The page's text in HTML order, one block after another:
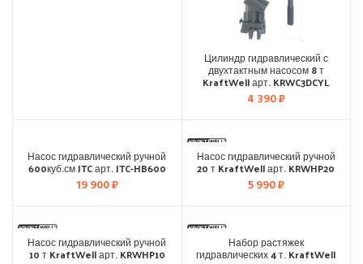
Цилиндр гидравлический с
двухтактным насосом 8 т
KraftWell арт. KRWC3DCYL
4 390₽
Насос гидравлический ручной
600куб.см JTC арт. JTC-HB600
19 900₽
Насос гидравлический ручной
20 т KraftWell арт. KRWHP20
5 990₽
Насос гидравлический ручной
10 т KraftWell арт. KRWHP10
Набор растяжек
гидравлических 4 т. KraftWell